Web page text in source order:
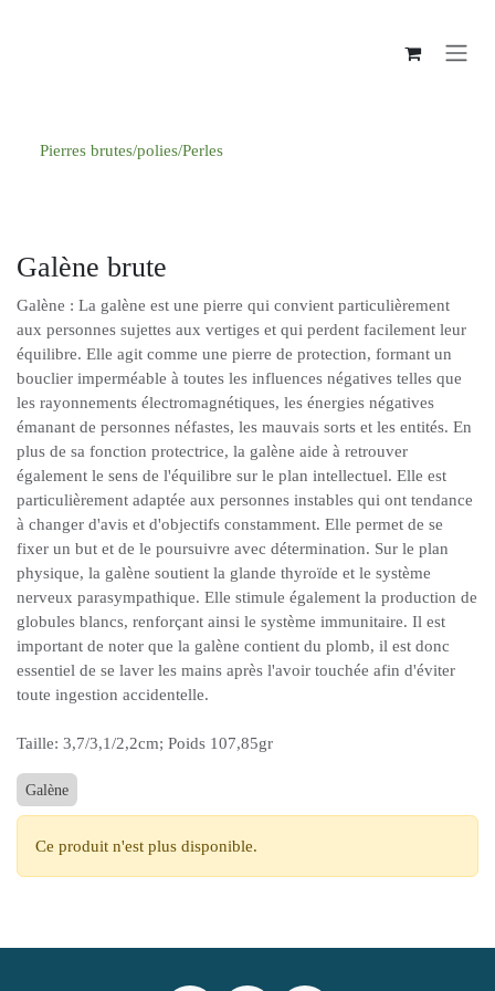
Pierres brutes/polies/Perles
Galène brute
Galène : La galène est une pierre qui convient particulièrement
aux personnes sujettes aux vertiges et qui perdent facilement leur
équilibre. Elle agit comme une pierre de protection, formant un
bouclier imperméable à toutes les influences négatives telles que
les rayonnements électromagnétiques, les énergies négatives
émanant de personnes néfastes, les mauvais sorts et les entités. En
plus de sa fonction protectrice, la galène aide à retrouver
également le sens de l'équilibre sur le plan intellectuel. Elle est
particulièrement adaptée aux personnes instables qui ont tendance
à changer d'avis et d'objectifs constamment. Elle permet de se
fixer un but et de le poursuivre avec détermination. Sur le plan
physique, la galène soutient la glande thyroïde et le système
nerveux parasympathique. Elle stimule également la production de
globules blancs, renforçant ainsi le système immunitaire. Il est
important de noter que la galène contient du plomb, il est donc
essentiel de se laver les mains après l'avoir touchée afin d'éviter
toute ingestion accidentelle.
Taille: 3,7/3,1/2,2cm; Poids 107,85gr
Galène
Ce produit n'est plus disponible.